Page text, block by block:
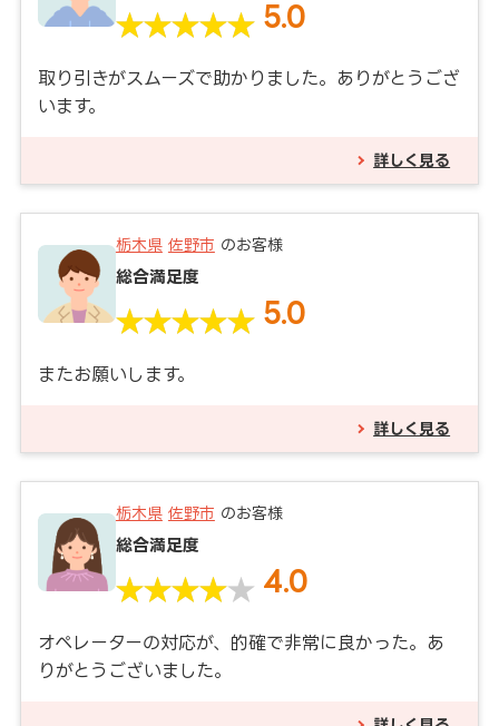
5.0
取り引きがスムーズで助かりました。ありがとうござ
います。
詳しく見る
栃木県 佐野市 のお客様
総合満足度
5.0
またお願いします。
詳しく見る
栃木県 佐野市 のお客様
総合満足度
4.0
オペレーターの対応が、的確で非常に良かった。あ
りがとうございました。